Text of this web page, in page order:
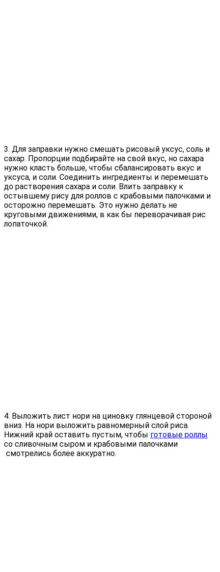
3. Для заправки нужно смешать рисовый уксус, соль и
сахар. Пропорции подбирайте на свой вкус, но сахара
нужно класть больше, чтобы сбалансировать вкус и
уксуса, и соли. Соединить ингредиенты и перемешать
до растворения сахара и соли. Влить заправку к
остывшему рису для роллов с крабовыми палочками и
осторожно перемешать. Это нужно делать не
круговыми движениями, в как бы переворачивая рис
лопаточкой.
4. Выложить лист нори на циновку глянцевой стороной
вниз. На нори выложить равномерный слой риса.
Нижний край оставить пустым, чтобы готовые роллы
со сливочным сыром и крабовыми палочками
смотрелись более аккуратно.